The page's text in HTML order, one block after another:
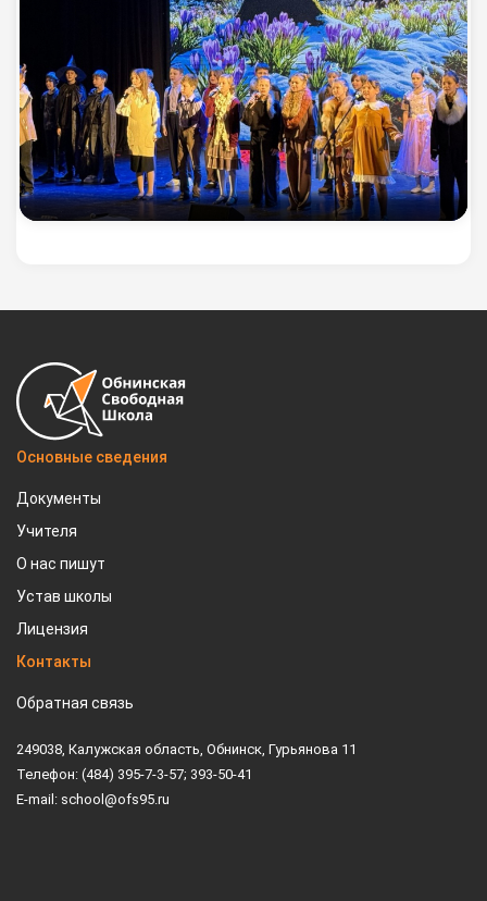
Основные сведения
Документы
Учителя
О нас пишут
Устав школы
Лицензия
Контакты
Обратная связь
249038, Калужская область, Обнинск, Гурьянова 11
Телефон: (484) 395-7-3-57; 393-50-41
E-mail: school@ofs95.ru